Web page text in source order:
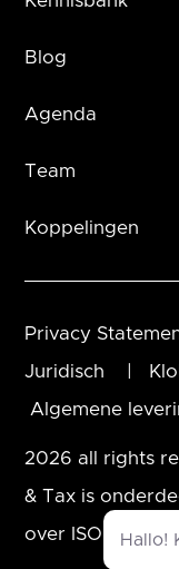
Blog
Agenda
Team
Koppelingen
Privacy
Juridisch
Algemene
2026 all rights
& Tax is
over ISO 27001
Hallo!